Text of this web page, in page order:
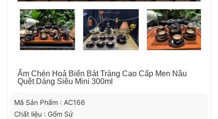
Ấm Chén Hoả Biến Bát Tràng Cao Cấp Men Nâu
Quệt Dáng Siêu Mini 300ml
Mã Sản Phẩm : AC166
Chất liệu : Gốm Sứ